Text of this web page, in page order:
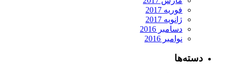
فوریه 2017
ژانویه 2017
دسامبر 2016
نوامبر 2016
دسته‌ها